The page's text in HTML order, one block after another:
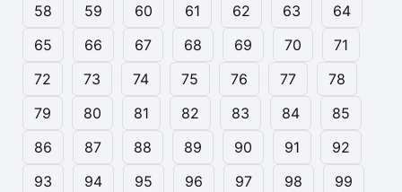
58 59 60 61 62 63
64
65
66 67 68 69 70
71
72
73 74 75 76 77
78
79
80 81 82 83 84
85
86
87 88 89 90 91
92
93
94 95 96 97 98
99